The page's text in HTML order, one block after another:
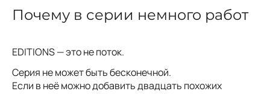
Почему в серии немного работ
EDITIONS — это не поток.
Серия не может быть бесконечной.
Если в неё можно добавить двадцать похожих